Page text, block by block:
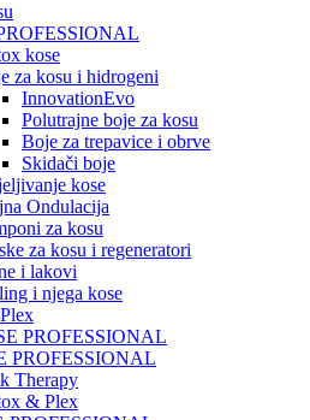
kose
za kosu i hidrogeni
InnovationEvo
Polutrajne boje za kosu
Boje za trepavice i obrve
Skidači boje
kose
Ondulacija
za kosu
za kosu i regeneratori
i lakovi
i njega kose
PROFESSIONAL
PROFESSIONAL
Therapy
& Plex